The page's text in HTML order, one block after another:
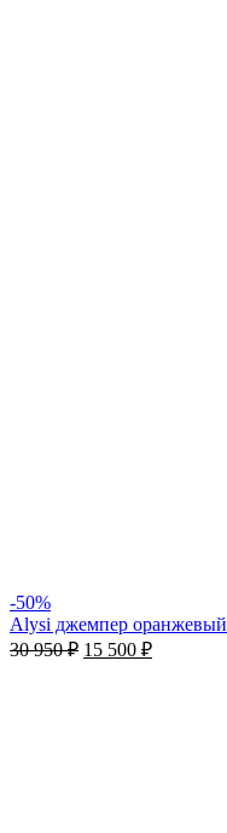
-50%
Alysi джемпер оранжевый
30 950₽ 15 500 ₽